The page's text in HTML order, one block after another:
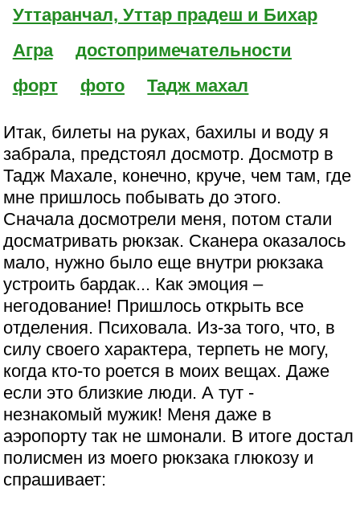
Уттаранчал, Уттар прадеш и Бихар
Агра
достопримечательности
форт
фото Тадж махал
Итак, билеты на руках, бахилы и воду я
забрала, предстоял досмотр. Досмотр в
Тадж Махале, конечно, круче, чем там, где
мне пришлось побывать до этого.
Сначала досмотрели меня, потом стали
досматривать рюкзак. Сканера оказалось
мало, нужно было еще внутри рюкзака
устроить бардак... Как эмоция –
негодование! Пришлось открыть все
отделения. Психовала. Из-за того, что, в
силу своего характера, терпеть не могу,
когда кто-то роется в моих вещах. Даже
если это близкие люди. А тут -
незнакомый мужик! Меня даже в
аэропорту так не шмонали. В итоге достал
полисмен из моего рюкзака глюкозу и
спрашивает: